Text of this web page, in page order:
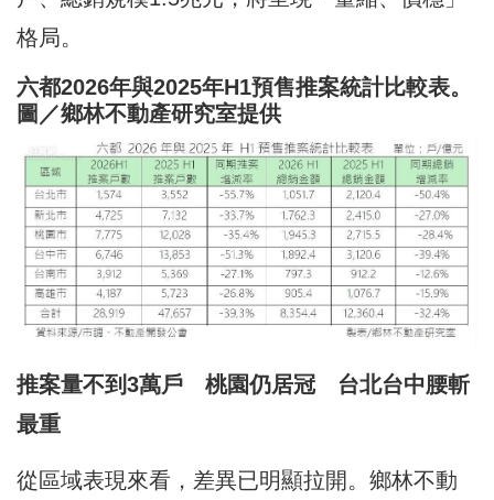
格局。
六都2026年與2025年H1預售推案統計比較表。
圖／鄉林不動產研究室提供
推案量不到3萬戶 桃園仍居冠 台北台中腰斬
最重
從區域表現來看，差異已明顯拉開。鄉林不動